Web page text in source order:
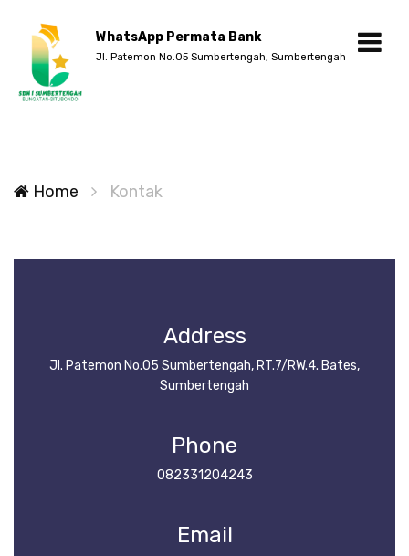
WhatsApp Permata Bank
Jl. Patemon No.05 Sumbertengah, Sumbertengah
Home Kontak
Address
Jl. Patemon No.05 Sumbertengah, RT.7/RW.4. Bates,
Sumbertengah
Phone
082331204243
Email